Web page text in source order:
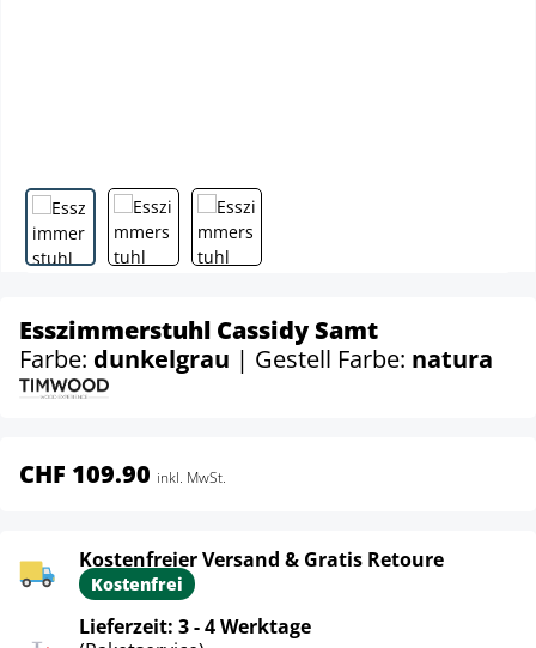
Esszimmerstuhl Cassidy Samt
Farbe: dunkelgrau | Gestell Farbe: natura
CHF 109.90 inkl. MwSt.
Kostenfreier Versand & Gratis Retoure
Kostenfrei
Lieferzeit: 3 - 4 Werktage